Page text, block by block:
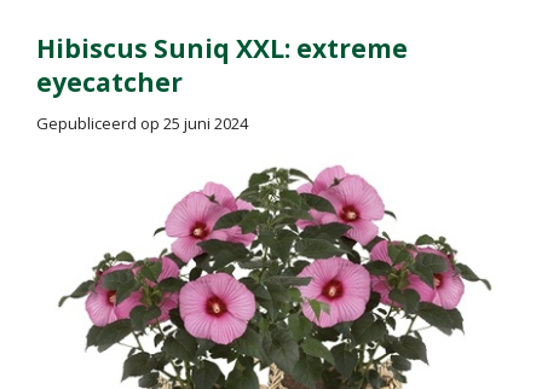
Hibiscus Suniq XXL: extreme
eyecatcher
Gepubliceerd op 25 juni 2024